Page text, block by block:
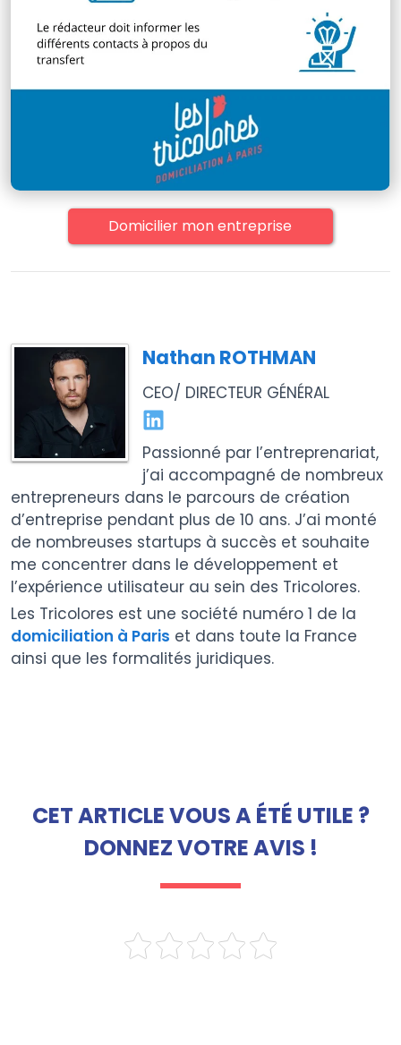
Domicilier mon entreprise
Nathan ROTHMAN
CEO/ DIRECTEUR GÉNÉRAL
Passionné par l’entreprenariat,
j’ai accompagné de nombreux
entrepreneurs dans le parcours de création
d’entreprise pendant plus de 10 ans. J’ai monté
de nombreuses startups à succès et souhaite
me concentrer dans le développement et
l’expérience utilisateur au sein des Tricolores.
Les Tricolores est une société numéro 1 de la
domiciliation à Paris et dans toute la France
ainsi que les formalités juridiques.
CET ARTICLE VOUS A ÉTÉ UTILE ?
DONNEZ VOTRE AVIS !